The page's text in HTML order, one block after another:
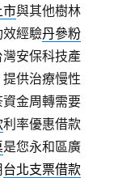
市與其他樹林
效經驗丹參粉
安保科技產
供治療慢性
金周轉需要
利率優惠借款
是您永和區廣
台北支票借款